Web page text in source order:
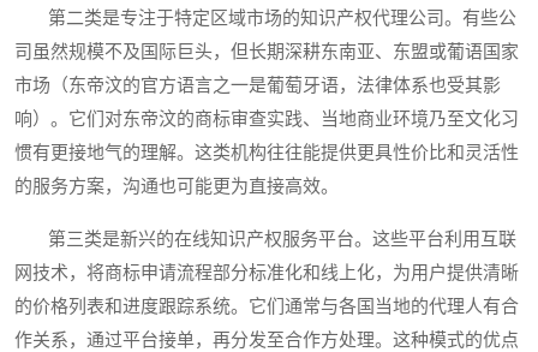
第二类是专注于特定区域市场的知识产权代理公司。有些公
司虽然规模不及国际巨头，但长期深耕东南亚、东盟或葡语国家
市场（东帝汶的官方语言之一是葡萄牙语，法律体系也受其影
响）。它们对东帝汶的商标审查实践、当地商业环境乃至文化习
惯有更接地气的理解。这类机构往往能提供更具性价比和灵活性
的服务方案，沟通也可能更为直接高效。
第三类是新兴的在线知识产权服务平台。这些平台利用互联
网技术，将商标申请流程部分标准化和线上化，为用户提供清晰
的价格列表和进度跟踪系统。它们通常与各国当地的代理人有合
作关系，通过平台接单，再分发至合作方处理。这种模式的优点